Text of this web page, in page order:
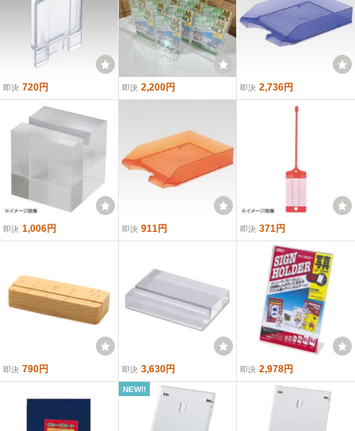
即決 720円 即決 2,200円 即決 2,736円
即決 1,006円 即決 911円 即決 371円
即決 790円 即決 3,630円 即決 2,978円
NEW!!